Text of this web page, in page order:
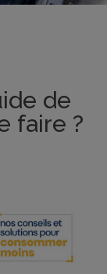
de
faire ?